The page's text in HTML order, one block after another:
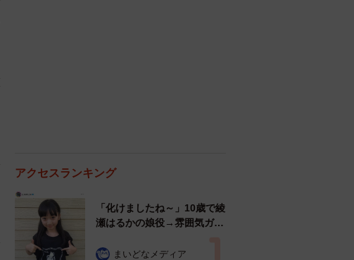
アクセスランキング
「化けましたね～」10歳で綾
瀬はるかの娘役→雰囲気ガラ
雰囲気が」「宝塚に入れそ
まいどなメディア